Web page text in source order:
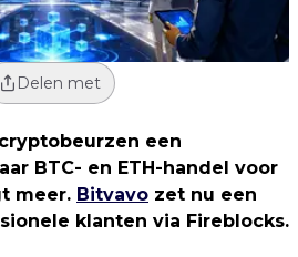
Delen met
een
BTC- en ETH-handel voor
meer. Bitvavo zet nu een
klanten via Fireblocks.